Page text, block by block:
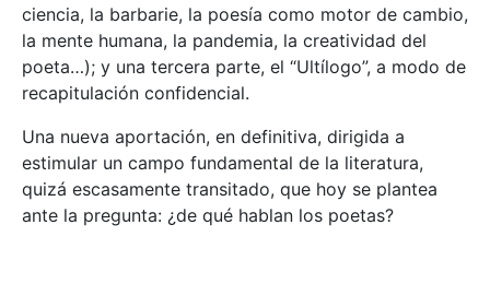
ciencia, la barbarie, la poesía como motor de cambio,
la mente humana, la pandemia, la creatividad del
poeta…); y una tercera parte, el “Ultílogo”, a modo de
recapitulación confidencial.
Una nueva aportación, en definitiva, dirigida a
estimular un campo fundamental de la literatura,
quizá escasamente transitado, que hoy se plantea
ante la pregunta: ¿de qué hablan los poetas?